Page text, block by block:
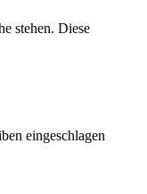
stehen. Diese
eingeschlagen